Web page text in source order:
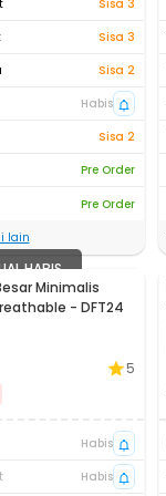
Sisa 3
Sisa 3
Sisa 2
Habis
Sisa 2
Pre Order
Pre Order
lain
HABIS
Minimalis
- DFT24
5
Habis
Habis